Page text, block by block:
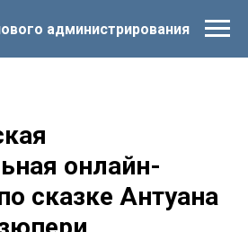
администрирования
онлайн-
сказке Антуана